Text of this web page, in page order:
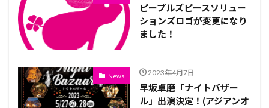
ピープルズピースソリュー
ションズロゴが変更になり
ました！
News 2023年4月7日
早坂卓磨「ナイトバザー
ル」出演決定！(アジアンオ